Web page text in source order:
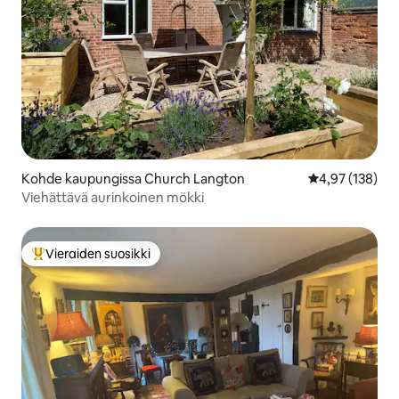
Kohde kaupungissa Church Langton
4,97 (138)
Viehättävä aurinkoinen mökki
Vieraiden suosikkien parhaimmistoa
Vieraiden suosikki